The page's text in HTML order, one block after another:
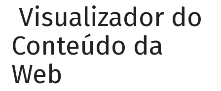
Visualizador do
Conteúdo da
Web